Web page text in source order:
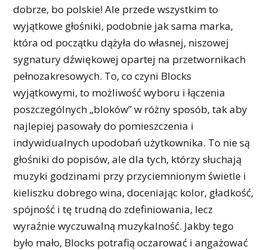
dobrze, bo polskie! Ale przede wszystkim to
wyjątkowe głośniki, podobnie jak sama marka,
która od początku dążyła do własnej, niszowej
sygnatury dźwiękowej opartej na przetwornikach
pełnozakresowych. To, co czyni Blocks
wyjątkowymi, to możliwość wyboru i łączenia
poszczególnych „bloków” w różny sposób, tak aby
najlepiej pasowały do pomieszczenia i
indywidualnych upodobań użytkownika. To nie są
głośniki do popisów, ale dla tych, którzy słuchają
muzyki godzinami przy przyciemnionym świetle i
kieliszku dobrego wina, doceniając kolor, gładkość,
spójność i tę trudną do zdefiniowania, lecz
wyraźnie wyczuwalną muzykalność. Jakby tego
było mało, Blocks potrafią oczarować i angażować